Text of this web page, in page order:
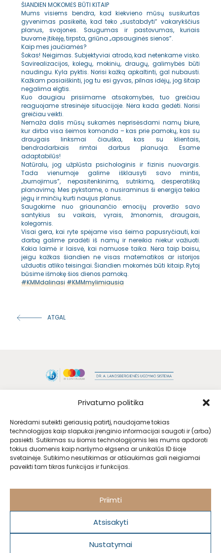
Privatumo politika
Norėdami suteikti geriausią patirtį, naudojame tokias
technologijas kaip slapukai įrenginio informacijai saugoti ir (arba)
pasiekti. Sutikimas su šiomis technologijomis leis mums apdoroti
tokius duomenis kaip naršymo elgsena ar unikalūs ID šioje
svetainėje. Sutikimo nesutikimas ar atšaukimas gali neigiamai
paveikti tam tikras funkcijas ir funkcijas.
Priimti
Atsisakyti
Nustatymai
ŠIANDIEN MOKOMĖS BŪTI KITAIP
Mums visiems bendra, kad kiekvieno mūsų susikurtas
gyvenimas pasikeitė, kad teko „sustabdyti” vakarykščius
planus, svajones. Saugumas ir pastovumas, kuriais
buvome įtikėję, tirpsta, griūna „apsauginės sienos”.
Kaip mes jaučiamės?
Šokas! Neigimas. Subjektyviai atrodo, kad netenkame visko.
Savirealizacijos, kolegų, mokinių, draugų, galimybės būti
naudingu. Kyla pyktis. Norisi kažką apkaltinti, gal nubausti.
Kažkam pasiaiškinti, jog tu esi gyvas, pilnas idėjų, jog šitaip
negalima elgtis.
Kuo daugiau prisiimame atsakomybės, tuo greičiau
reaguojame stresinėje situacijoje. Nėra kada gedėti. Norisi
greičiau veikti.
Nemaža dalis mūsų sukamės neprisėsdami namų biure,
kur dirba visa šeimos komanda – kas prie pamokų, kas su
draugais linksmai čiauška, kas su klientais,
bendradarbiais rimtai darbus planuoja. Esame
adaptabilūs!
Natūralu, jog užplūsta psichologinis ir fizinis nuovargis.
Tada vienumoje galime išklausyti savo mintis,
„burnojimus”, nepasitenkinimą, sutrikimą, desperatišką
planavimą. Mes pykstame, o nusiraminus ši energija teikia
jėgų ir minčių kurti naujus planus.
Saugokime nuo griaunančio emocijų proveržio savo
santykius su vaikais, vyrais, žmonomis, draugais,
kolegomis.
Visai gera, kai ryte spėjame visa šeima papusryčiauti, kai
darbą galime pradėti iš namų ir nereikia niekur važiuoti.
Kokia laimė ir laisvė, kai namuose taika. Nėra taip baisu,
jeigu kažkas šiandien ne visas matematikos ar istorijos
užduotis atliko teisingai. Šiandien mokomės būti kitaip. Rytoj
būsime išmokę šios dienos pamoką.
#KMMdalinasi #KMMmylimiausia
ATGAL
. Visos teisės saugomos @ KARALIENĖS